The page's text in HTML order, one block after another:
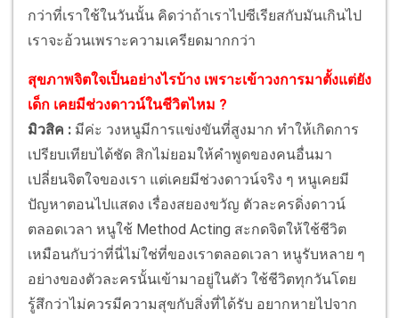
กว่าที่เราใช้ในวันนั้น คิดว่าถ้าเราไปซีเรียสกับมันเกินไป
เราจะอ้วนเพราะความเครียดมากกว่า
สุขภาพจิตใจเป็นอย่างไรบ้าง เพราะเข้าวงการมาตั้งแต่ยัง
เด็ก เคยมีช่วงดาวน์ในชีวิตไหม ?
มิวสิค : มีค่ะ วงหนูมีการแข่งขันที่สูงมาก ทำให้เกิดการ
เปรียบเทียบได้ชัด สิกไม่ยอมให้คำพูดของคนอื่นมา
เปลี่ยนจิตใจของเรา แต่เคยมีช่วงดาวน์จริง ๆ หนูเคยมี
ปัญหาตอนไปแสดง เรื่องสยองขวัญ ตัวละครดิ่งดาวน์
ตลอดเวลา หนูใช้ Method Acting สะกดจิตให้ใช้ชีวิต
เหมือนกับว่าที่นี่ไม่ใช่ที่ของเราตลอดเวลา หนูรับหลาย ๆ
อย่างของตัวละครนั้นเข้ามาอยู่ในตัว ใช้ชีวิตทุกวันโดย
รู้สึกว่าไม่ควรมีความสุขกับสิ่งที่ได้รับ อยากหายไปจาก